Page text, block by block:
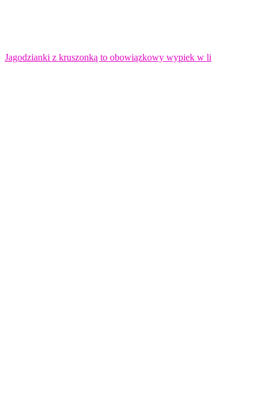
Jagodzianki z kruszonką to obowiązkowy wypiek w li